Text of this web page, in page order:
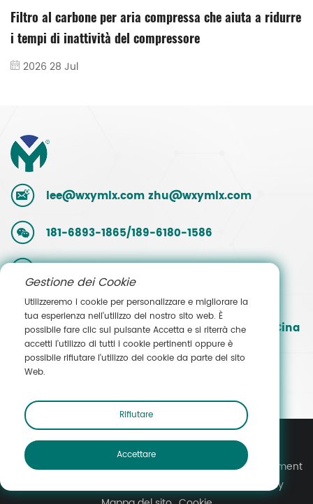
In che modo il filtro di precisione dell'aria compressa
migliora la durata delle apparecchiature pneumatiche?
2026 26 May
lee@wxymlx.com zhu@wxymlx.com
181-6893-1865/189-6180-1586
N. 9, Mengcun Road, parco industriale di
Hudai, distretto di Binhu, Wuxi, Jiangsu, Cina
Contatta le vendite
Copyright © Wuxi Yuanmei Filtration & Purification Equipment
Informativa sulla privacy
Gestione dei Cookie
Utilizzeremo i cookie per personalizzare e migliorare la
tua esperienza nell'utilizzo del nostro sito web. È
possibile fare clic sul pulsante Accetta e si riterrà che
accetti l'utilizzo di tutti i cookie pertinenti oppure è
possibile rifiutare l'utilizzo dei cookie da parte del sito
Web.
Rifiutare
Accettare